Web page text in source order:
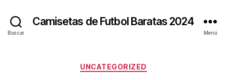
Buscar
Camisetas de Futbol Baratas 2024
Menú
Categorías
UNCATEGORIZED